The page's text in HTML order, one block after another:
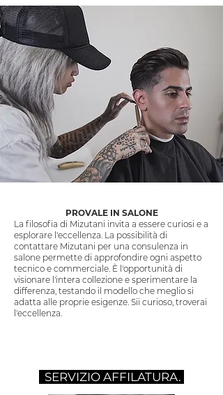
PROVALE IN SALONE
La filosofia di Mizutani invita a essere curiosi e a
esplorare l'eccellenza. La possibilità di
contattare Mizutani per una consulenza in
salone permette di approfondire ogni aspetto
tecnico e commerciale. È l'opportunità di
visionare l'intera collezione e sperimentare la
differenza, testando il modello che meglio si
adatta alle proprie esigenze. Sii curioso, troverai
l'eccellenza.
SERVIZIO AFFILATURA.